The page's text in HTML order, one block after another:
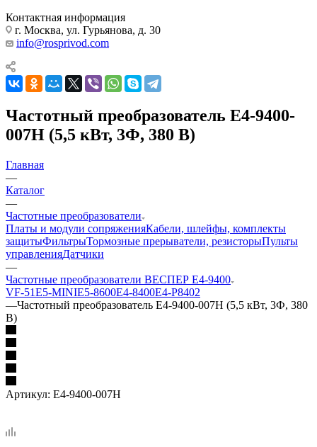
Контактная информация
г. Москва, ул. Гурьянова, д. 30
info@rosprivod.com
Частотный преобразователь E4-9400-
007H (5,5 кВт, 3Ф, 380 В)
Главная
—
Каталог
—
Частотные преобразователи
Платы и модули сопряженияКабели, шлейфы, комплекты
защитыФильтрыТормозные прерыватели, резисторыПульты
управленияДатчики
—
Частотные преобразователи ВЕСПЕР Е4-9400
VF-51E5-MINIЕ5-8600E4-8400Е4-P8402
—Частотный преобразователь E4-9400-007H (5,5 кВт, 3Ф, 380
В)
Артикул: E4-9400-007H